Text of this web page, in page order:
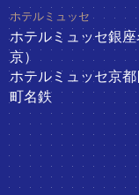
ホテルミュッセ
ホテルミュッセ銀
京）
ホテルミュッセ京
町名鉄